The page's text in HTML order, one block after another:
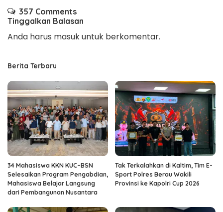
357 Comments
Tinggalkan Balasan
Anda harus masukuntuk berkomentar.
Berita Terbaru
34 Mahasiswa KKN KUC–BSN
Selesaikan Program Pengabdian,
Mahasiswa Belajar Langsung
dari Pembangunan Nusantara
Tak Terkalahkan di Kaltim, Tim E-
Sport Polres Berau Wakili
Provinsi ke Kapolri Cup 2026